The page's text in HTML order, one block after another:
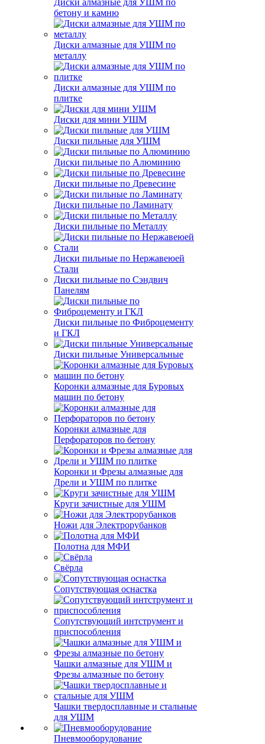
Диски алмазные для УШМ по
бетону и камню
Диски алмазные для УШМ по
металлу
Диски алмазные для УШМ по
плитке
Диски для мини УШМ
Диски пильные для УШМ
Диски пильные по Алюминию
Диски пильные по Древесине
Диски пильные по Ламинату
Диски пильные по Металлу
Диски пильные по Нержавеюей
Стали
Диски пильные по Сэндвич
Панелям
Диски пильные по Фиброцементу
и ГКЛ
Диски пильные Универсальные
Коронки алмазные для Буровых
машин по бетону
Коронки алмазные для
Перфораторов по бетону
Коронки и Фрезы алмазные для
Дрели и УШМ по плитке
Круги зачистные для УШМ
Ножи для Электрорубанков
Полотна для МФИ
Свёрла
Сопутствующая оснастка
Сопутствующий интструмент и
приспособления
Чашки алмазные для УШМ и
Фрезы алмазные по бетону
Чашки твердосплавные и стальные
для УШМ
Пневмооборудование